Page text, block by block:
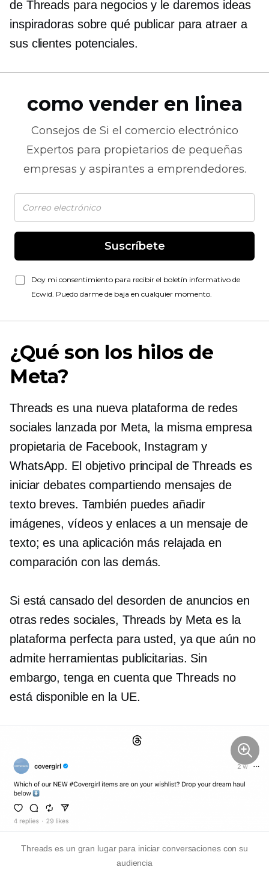
de Threads para negocios y le daremos ideas
inspiradoras sobre qué publicar para atraer a
sus clientes potenciales.
como vender en linea
Consejos de Si el comercio electrónico
Expertos para propietarios de pequeñas
empresas y aspirantes a emprendedores.
Suscríbete
Doy mi consentimiento para recibir el boletín informativo de
Ecwid. Puedo darme de baja en cualquier momento.
¿Qué son los hilos de
Meta?
Threads es una nueva plataforma de redes
sociales lanzada por Meta, la misma empresa
propietaria de Facebook, Instagram y
WhatsApp. El objetivo principal de Threads es
iniciar debates compartiendo mensajes de
texto breves. También puedes añadir
imágenes, vídeos y enlaces a un mensaje de
texto; es una aplicación más relajada en
comparación con las demás.
Si está cansado del desorden de anuncios en
otras redes sociales, Threads by Meta es la
plataforma perfecta para usted, ya que aún no
admite herramientas publicitarias. Sin
embargo, tenga en cuenta que Threads no
está disponible en la UE.
Threads es un gran lugar para iniciar conversaciones con su
audiencia